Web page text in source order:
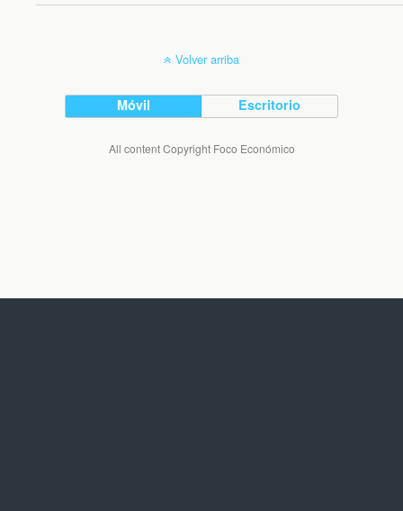
Volver arriba
Móvil Escritorio
All content Copyright Foco Económico